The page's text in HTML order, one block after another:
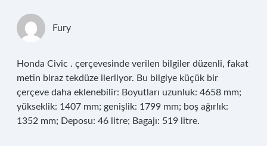
Fury
Honda Civic . çerçevesinde verilen bilgiler düzenli, fakat
metin biraz tekdüze ilerliyor. Bu bilgiye küçük bir
çerçeve daha eklenebilir: Boyutları uzunluk: 4658 mm;
yükseklik: 1407 mm; genişlik: 1799 mm; boş ağırlık:
1352 mm; Deposu: 46 litre; Bagajı: 519 litre.